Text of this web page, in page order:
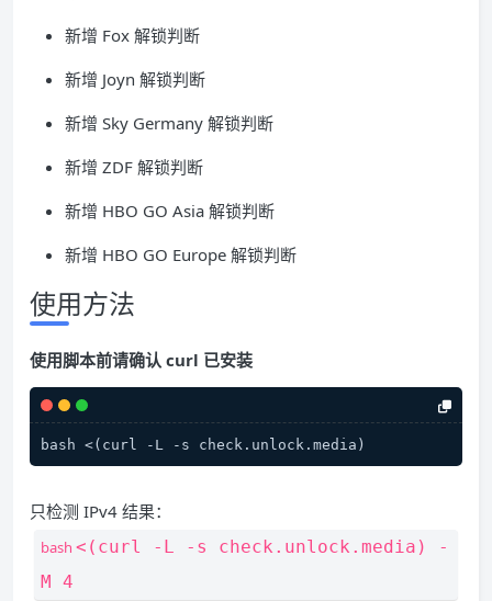
新增 Fox 解锁判断
新增 Joyn 解锁判断
新增 Sky Germany 解锁判断
新增 ZDF 解锁判断
新增 HBO GO Asia 解锁判断
新增 HBO GO Europe 解锁判断
使用方法
使用脚本前请确认 curl 已安装
bash <(curl -L -s check.unlock.media)
只检测 IPv4 结果：
bash <( curl -L -s check.unlock.media )
-
M 4